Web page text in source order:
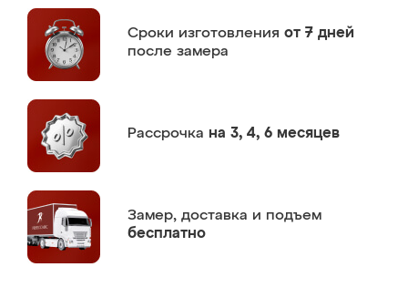
Сроки изготовления от 7 дней
после замера
Рассрочка на 3, 4, 6 месяцев
Замер, доставка и подъем
бесплатно